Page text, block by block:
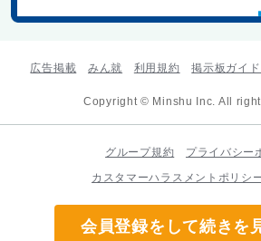
会員登録をして続きを
広告掲載 みん就 利用規約 掲示板ガイ
Copyright © Minshu Inc. All
グループ規約
プライバシー
カスタマーハラスメントポリシ